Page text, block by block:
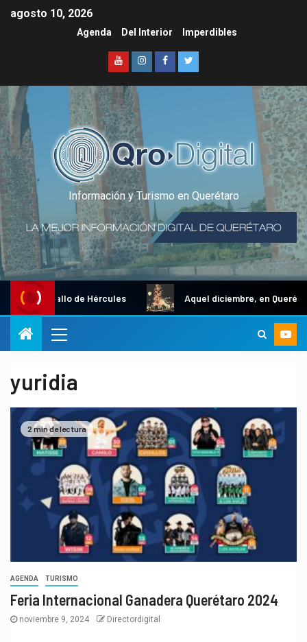
agosto 10, 2026
Agenda Del Interior Imperdibles
Información y Turismo en Querétaro
Gallo de Hércules Aquel diciembre, en Querétaro
yuridia
2 min de lectura
AGENDA TURISMO
Feria Internacional Ganadera Querétaro 2024
noviembre 9, 2024 Directordigital